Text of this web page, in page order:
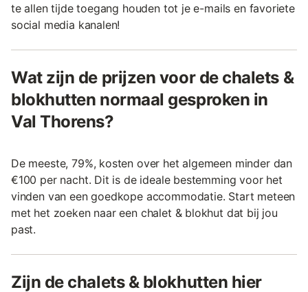
te allen tijde toegang houden tot je e-mails en favoriete
social media kanalen!
Wat zijn de prijzen voor de chalets &
blokhutten normaal gesproken in
Val Thorens?
De meeste, 79%, kosten over het algemeen minder dan
€100 per nacht. Dit is de ideale bestemming voor het
vinden van een goedkope accommodatie. Start meteen
met het zoeken naar een chalet & blokhut dat bij jou
past.
Zijn de chalets & blokhutten hier